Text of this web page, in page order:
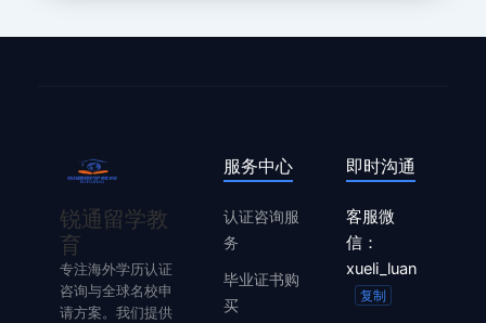
锐通留学教
育
专注海外学历认证
咨询与全球名校申
请方案。我们提供
服务中心
认证咨询服
务
毕业证书购
买
即时沟通
客服微
信：
xueli_luan
复制